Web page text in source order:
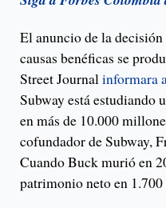
El anuncio de la
causas benéficas se
Street Journal informara
Subway está estudiando
en más de 10.000
cofundador de Subway,
Cuando Buck murió en
patrimonio neto en